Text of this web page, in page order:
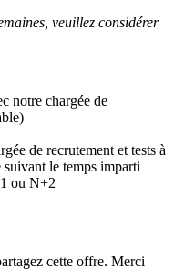
veuillez considérer
notre chargée de
de recrutement et tests à
le temps imparti
ou N+2
cette offre. Merci